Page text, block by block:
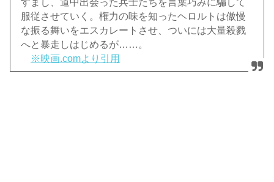
すまし、道中出会った兵士たちを言葉巧みに騙して
服従させていく。権力の味を知ったヘロルトは傲慢
な振る舞いをエスカレートさせ、ついには大量殺戮
へと暴走しはじめるが……。
※映画.comより引用